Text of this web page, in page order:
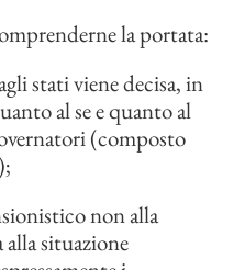
la portata:
stati viene decisa, in
al se e quanto al
(composto
non alla
situazione